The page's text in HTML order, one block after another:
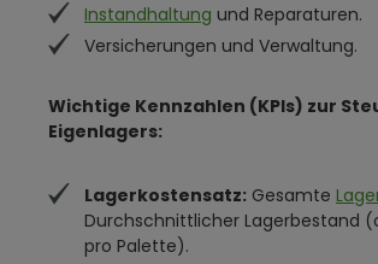
Instandhaltung und Reparaturen.
Versicherungen und Verwaltung.
Wichtige Kennzahlen (KPIs) zur
Eigenlagers:
Lagerkostensatz: Gesamte
Durchschnittlicher Lagerbestand
pro Palette).